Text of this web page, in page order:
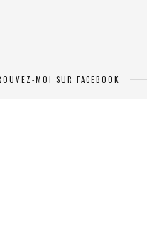
MOI SUR FACEBOOK